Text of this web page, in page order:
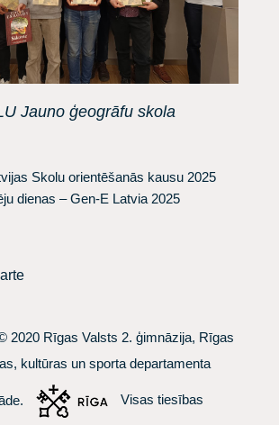
Jauno ģeogrāfu skola
Skolu orientēšanās kausu 2025
dienas – Gen-E Latvia 2025
2020 Rīgas Valsts 2. ģimnāzija, Rīgas
kultūras un sporta departamenta
Visas tiesības